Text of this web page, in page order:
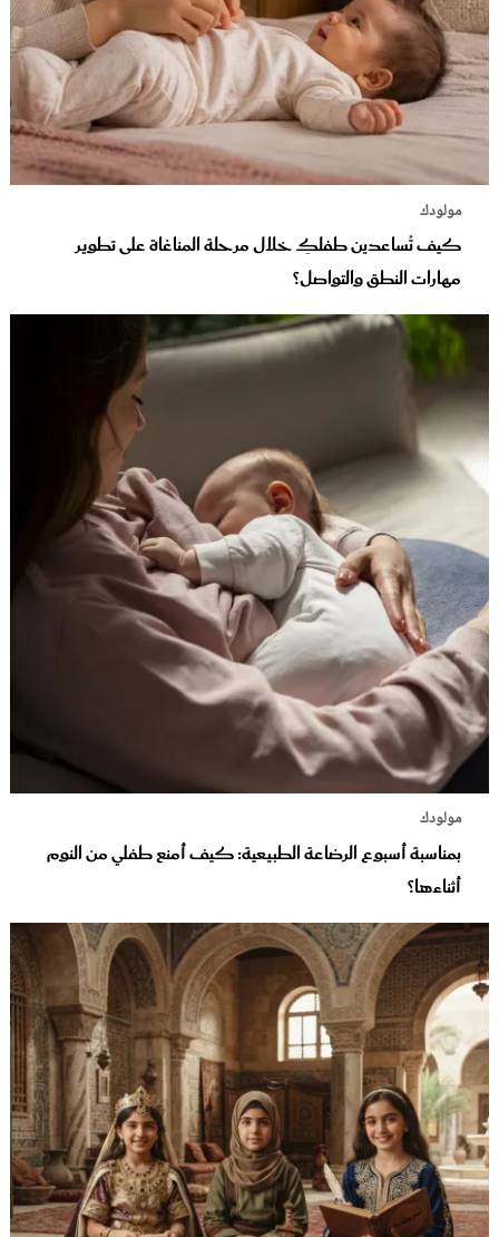
مولودك
كيف تُساعدين طفلكِ خلال مرحلة المناغاة على تطوير
مهارات النطق والتواصل؟
مولودك
بمناسبة أسبوع الرضاعة الطبيعية: كيف أمنع طفلي من النوم
أثناءها؟